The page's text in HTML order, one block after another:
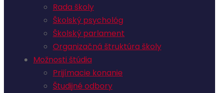
Rada školy
Školský psychológ
Školský parlament
Organizačná štruktúra školy
Možnosti štúdia
Prijímacie konanie
Študijné odbory